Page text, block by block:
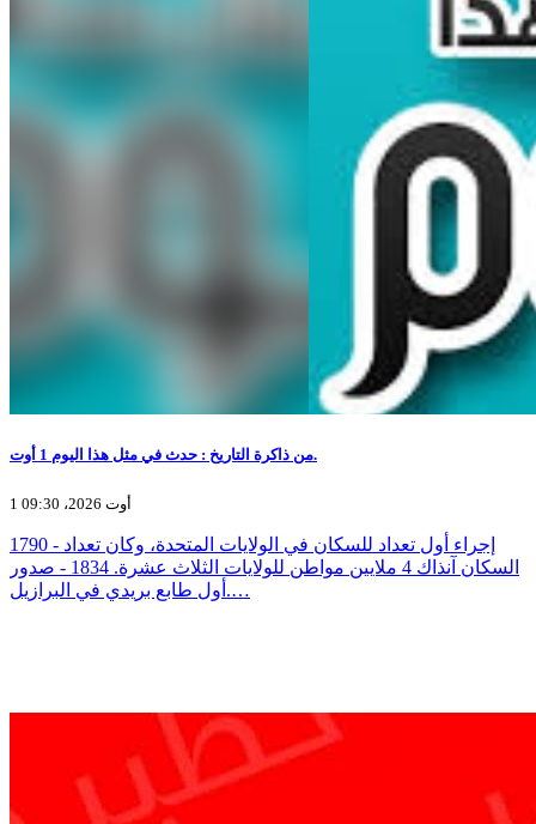
من ذاكرة التاريخ : حدث في مثل هذا اليوم 1 أوت.
1 أوت 2026، 09:30
1790 - إجراء أول تعداد للسكان في الولايات المتحدة، وكان تعداد
السكان آنذاك 4 ملايين مواطن للولايات الثلاث عشرة. 1834 - صدور
أول طابع بريدي في البرازيل.…